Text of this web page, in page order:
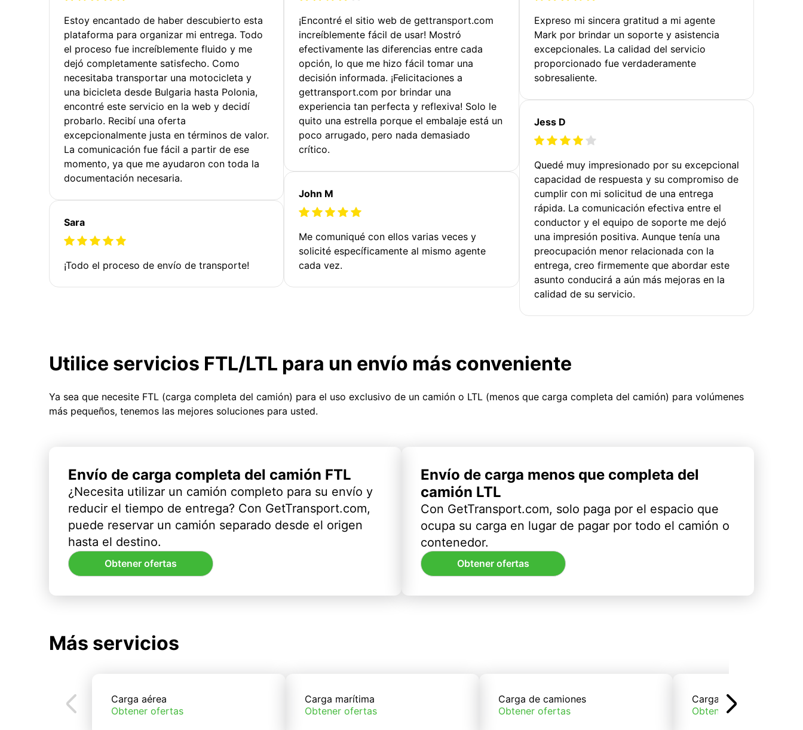
Estoy encantado de haber descubierto esta
plataforma para organizar mi entrega. Todo
el proceso fue increíblemente fluido y me
dejó completamente satisfecho. Como
necesitaba transportar una motocicleta y
una bicicleta desde Bulgaria hasta Polonia,
encontré este servicio en la web y decidí
probarlo. Recibí una oferta
excepcionalmente justa en términos de valor.
La comunicación fue fácil a partir de ese
momento, ya que me ayudaron con toda la
documentación necesaria.
Sara
¡Todo el proceso de envío de transporte!
¡Encontré el sitio web de gettransport.com
increíblemente fácil de usar! Mostró
efectivamente las diferencias entre cada
opción, lo que me hizo fácil tomar una
decisión informada. ¡Felicitaciones a
gettransport.com por brindar una
experiencia tan perfecta y reflexiva! Solo le
quito una estrella porque el embalaje está un
poco arrugado, pero nada demasiado
crítico.
John M
Me comuniqué con ellos varias veces y
solicité específicamente al mismo agente
cada vez.
Expreso mi sincera gratitud a mi agente
Mark por brindar un soporte y asistencia
excepcionales. La calidad del servicio
proporcionado fue verdaderamente
sobresaliente.
Jess D
Quedé muy impresionado por su excepcional
capacidad de respuesta y su compromiso de
cumplir con mi solicitud de una entrega
rápida. La comunicación efectiva entre el
conductor y el equipo de soporte me dejó
una impresión positiva. Aunque tenía una
preocupación menor relacionada con la
entrega, creo firmemente que abordar este
asunto conducirá a aún más mejoras en la
calidad de su servicio.
Utilice servicios FTL/LTL para un envío más conveniente
Ya sea que necesite FTL (carga completa del camión) para el uso exclusivo de un camión o LTL (menos que carga completa del camión) para volúmenes
más pequeños, tenemos las mejores soluciones para usted.
Envío de carga completa del camión FTL
¿Necesita utilizar un camión completo para su envío y
reducir el tiempo de entrega? Con GetTransport.com,
puede reservar un camión separado desde el origen
hasta el destino.
Obtener ofertas
Envío de carga menos que completa del
camión LTL
Con GetTransport.com, solo paga por el espacio que
ocupa su carga en lugar de pagar por todo el camión o
contenedor.
Obtener ofertas
Más servicios
Carga aérea
Obtener ofertas
Carga marítima
Obtener ofertas
Carga de camiones
Obtener ofertas
Carga de trenes
Obtener ofertas